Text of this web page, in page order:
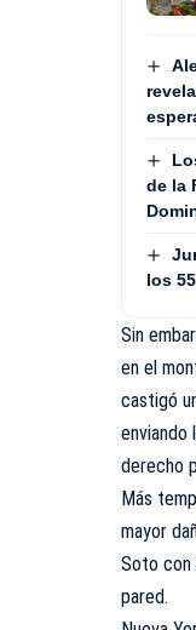
de la
los
Sin
en el
castigó
enviando
derecho
Más
mayor
Soto con
pared.